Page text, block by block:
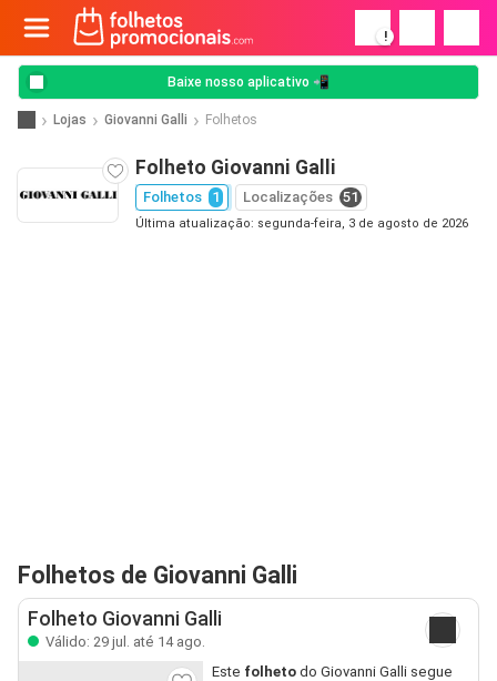
!
Baixe nosso aplicativo 📲
Lojas Giovanni Galli Folhetos
Folheto Giovanni Galli
Folhetos 1 Localizações 51
Última atualização: segunda-feira, 3 de agosto de 2026
Folhetos de Giovanni Galli
Folheto Giovanni Galli
Válido: 29 jul. até 14 ago.
Este folhetodo Giovanni Galli segue